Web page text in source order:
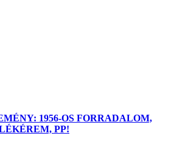
1956-OS FORRADALOM,
PP!